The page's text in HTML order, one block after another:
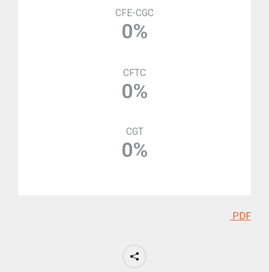
CFE-CGC
0%
CFTC
0%
CGT
0%
PDF